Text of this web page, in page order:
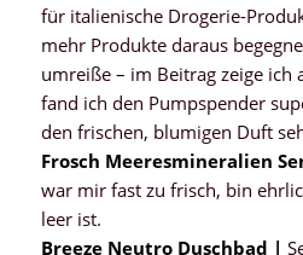
für italienische Drogerie-
mehr Produkte daraus
umreiße – im Beitrag zeige ich
fand ich den Pumpspender
den frischen, blumigen Duft
Frosch Meeresmineralien
war mir fast zu frisch, bin
leer ist.
Breeze Neutro Duschbad |